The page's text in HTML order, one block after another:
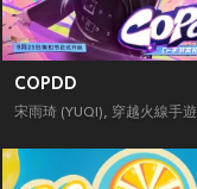
COPDD
宋雨琦 (YUQI), 穿越火線手遊